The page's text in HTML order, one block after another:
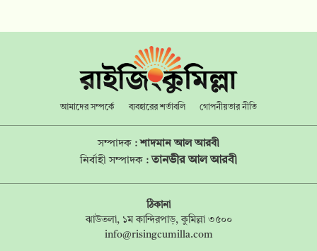
আমাদের সম্পর্কে ব্যবহারের শর্তাবলি গোপনীয়তার নীতি
সম্পাদক :শাদমান আল আরবী
নির্বাহী সম্পাদক : তানভীর আল আরবী
ঠিকানা
ঝাউতলা, ১ম কান্দিরপাড়, কুমিল্লা ৩৫০০
info@risingcumilla.com